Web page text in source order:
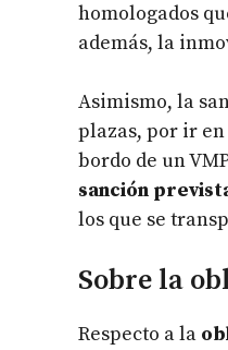
homologados
además, la
Asimismo, la
plazas, por ir
bordo de un
sanción
los que se
Sobre la
Respecto a la